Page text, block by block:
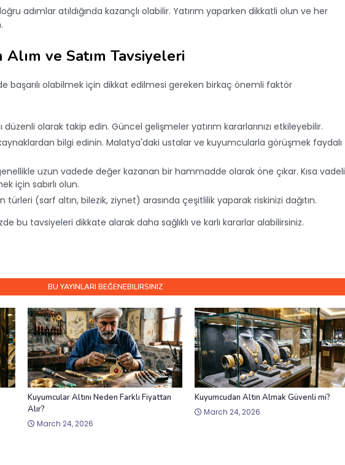
adımlar atıldığında kazançlı olabilir. Yatırım yaparken dikkatli olun ve her
Alım ve Satım Tavsiyeleri
başarılı olabilmek için dikkat edilmesi gereken birkaç önemli faktör
düzenli olarak takip edin. Güncel gelişmeler yatırım kararlarınızı etkileyebilir.
bilgi edinin. Malatya'daki ustalar ve kuyumcularla görüşmek faydalı
uzun vadede değer kazanan bir hammadde olarak öne çıkar. Kısa vadeli
için sabırlı olun.
türleri (sarf altın, bilezik, ziynet) arasında çeşitlilik yaparak riskinizi dağıtın.
bu tavsiyeleri dikkate alarak daha sağlıklı ve karlı kararlar alabilirsiniz.
BU YAYINLARI BEĞENEBILIRSINIZ
Kuyumcular Altını Neden Farklı Fiyattan
Alır?
March 24, 2026
Kuyumcudan Altın Almak Güvenli mi?
March 24, 2026